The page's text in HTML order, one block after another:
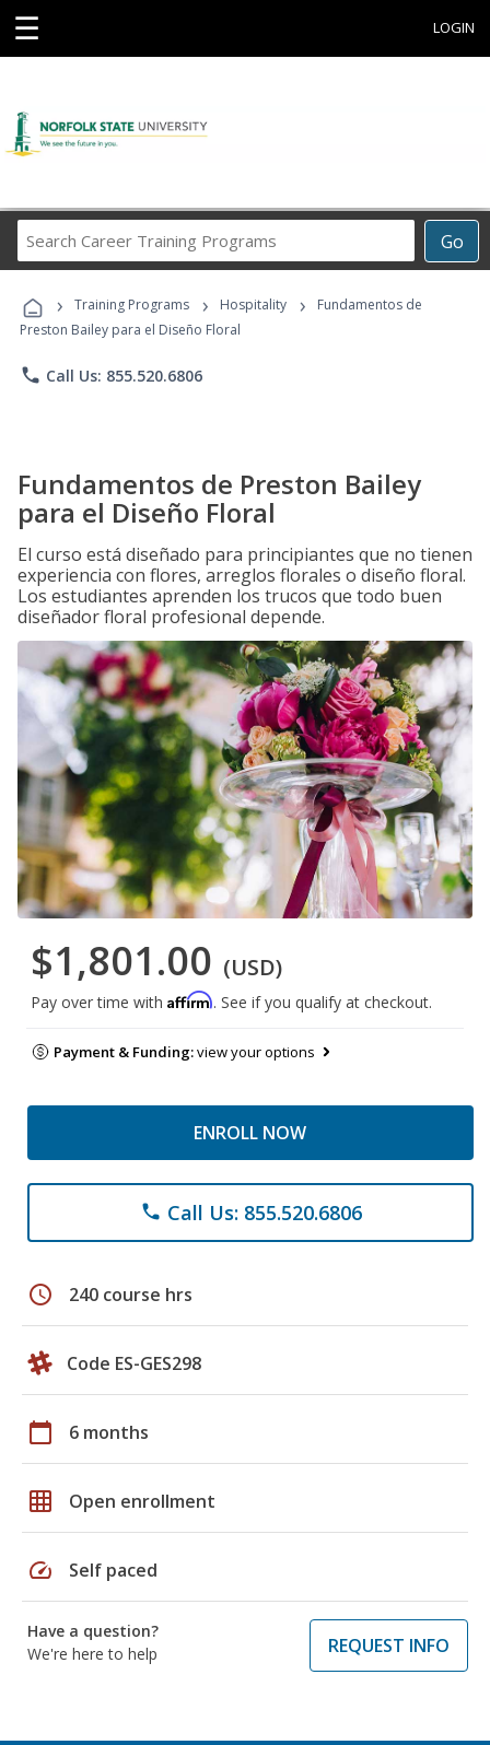
☰ LOGIN
Go
Career
Programs
› Training Programs › Hospitality ›
Fundamentos de
Preston Bailey para el Diseño Floral
phone Call Us: 855.520.6806
Fundamentos de Preston Bailey
para el Diseño Floral
El curso está diseñado para principiantes que no tienen
experiencia con flores, arreglos florales o diseño floral.
Los estudiantes aprenden los trucos que todo buen
diseñador floral profesional depende.
$1,801.00 (USD)
Pay over time with Affirm. See if you qualify at checkout.
Payment & Funding:view your options
ENROLL NOW
phone Call Us: 855.520.6806
schedule 240 course hrs
Code ES-GES298
calendar_today 6 months
grid_on Open enrollment
speed Self paced
Have a question?
We're here to help
REQUEST INFO